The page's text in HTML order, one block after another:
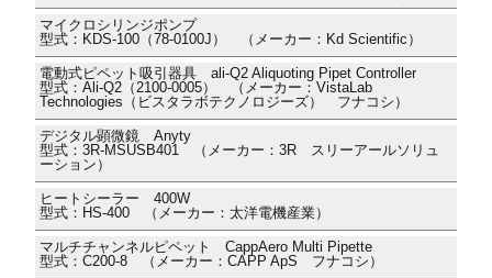
マイクロシリンジポンプ
型式：KDS-100（78-0100J） （メーカー：Kd Scientific）
電動式ピペット吸引器具 ali-Q2 Aliquoting Pipet Controller
型式：Ali-Q2（2100-0005） （メーカー：VistaLab
Technologies（ビスタラボテクノロジーズ） フナコシ）
デジタル顕微鏡 Anyty
型式：3R-MSUSB401 （メーカー：3R スリーアールソリュ
ーション）
ヒートシーラー 400W
型式：HS-400 （メーカー：太洋電機産業）
マルチチャンネルピペット CappAero Multi Pipette
型式：C200-8 （メーカー：CAPP ApS フナコシ）